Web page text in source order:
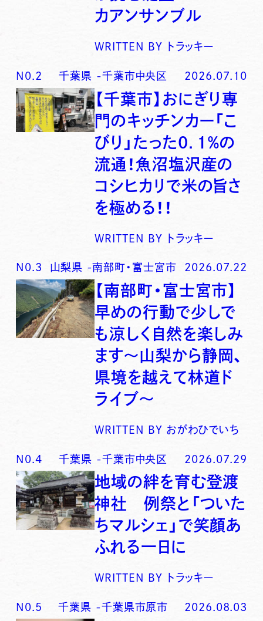
カアンサンブル
WRITTEN BY トラッキー
N0. 2 千葉県 -千葉市中央区 2026.07.10
【千葉市】おにぎり専
門のキッチンカー「こ
びり」たった0．1％の
流通！魚沼塩沢産の
コシヒカリで米の旨さ
を極める！！
WRITTEN BY トラッキー
N0. 3 山梨県 -南部町・富士宮市 2026.07.22
【南部町・富士宮市】
早めの行動で少しで
も涼しく自然を楽しみ
ます〜山梨から静岡、
県境を越えて林道ド
ライブ〜
WRITTEN BY おがわひでいち
N0.4 千葉県 -千葉市中央区 2026.07.29
地域の絆を育む登渡
神社 例祭と「ついた
ちマルシェ」で笑顔あ
ふれる一日に
WRITTEN BY トラッキー
N0. 5 千葉県 -千葉県市原市 2026.08.03